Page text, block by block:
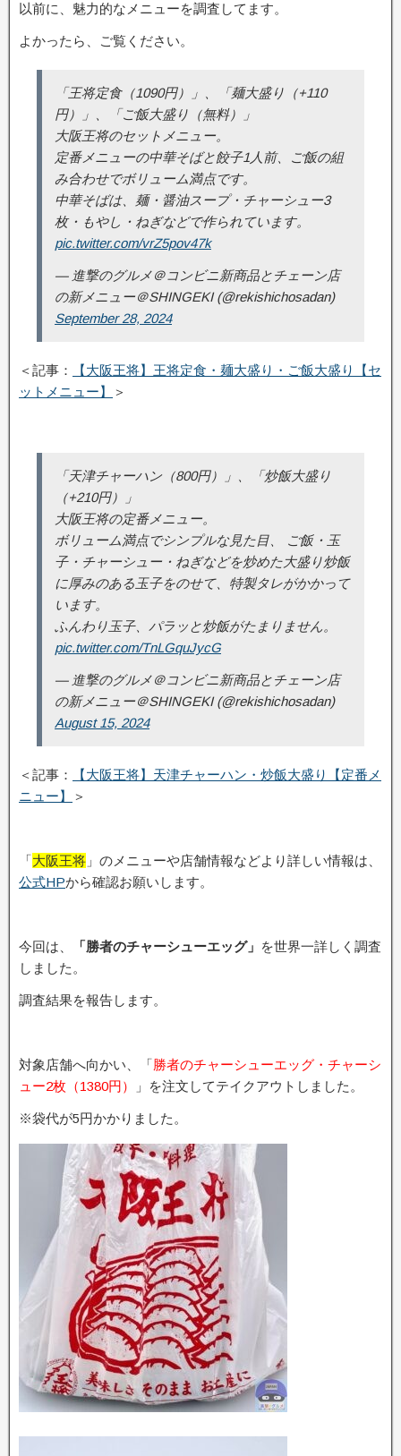
以前に、魅力的なメニューを調査してます。
よかったら、ご覧ください。
「王将定食（1090円）」、「麺大盛り（+110
円）」、「ご飯大盛り（無料）」
大阪王将のセットメニュー。
定番メニューの中華そばと餃子1人前、ご飯の組
み合わせでボリューム満点です。
中華そばは、麺・醤油スープ・チャーシュー3
枚・もやし・ねぎなどで作られています。
pic.twitter.com/vrZ5pov47k
— 進撃のグルメ＠コンビニ新商品とチェーン店
の新メニュー＠SHINGEKI (@rekishichosadan)
September 28, 2024
＜記事：
【大阪王将】王将定食・麺大盛り・ご飯大盛り【セ
ットメニュー】
＞
「天津チャーハン（800円）」、「炒飯大盛り
（+210円）」
大阪王将の定番メニュー。
ボリューム満点でシンプルな見た目、 ご飯・玉
子・チャーシュー・ねぎなどを炒めた大盛り炒飯
に厚みのある玉子をのせて、特製タレがかかって
います。
ふんわり玉子、パラッと炒飯がたまりません。
pic.twitter.com/TnLGquJycG
— 進撃のグルメ＠コンビニ新商品とチェーン店
の新メニュー＠SHINGEKI (@rekishichosadan)
August 15, 2024
＜記事：
【大阪王将】天津チャーハン・炒飯大盛り【定番メ
ニュー】
＞
「大阪王将 」のメニューや店舗情報などより詳しい情報は、
公式HPから確認お願いします。
今回は、 「勝者のチャーシューエッグ」 を世界一詳しく調査
しました。
調査結果を報告します。
対象店舗へ向かい、「勝者のチャーシューエッグ・チャーシ
ュー2枚（1380円）
」を注文してテイクアウトしました。
※袋代が5円かかりました。